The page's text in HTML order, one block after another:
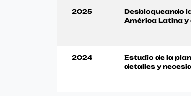
2025
Desbloqueando
América Latina y
2024
Estudio de la
detalles y